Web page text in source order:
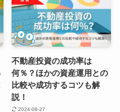
不動産投資の成功率は
何％？ほかの資産運用との
比較や成功するコツも解
説！
2024-08-27